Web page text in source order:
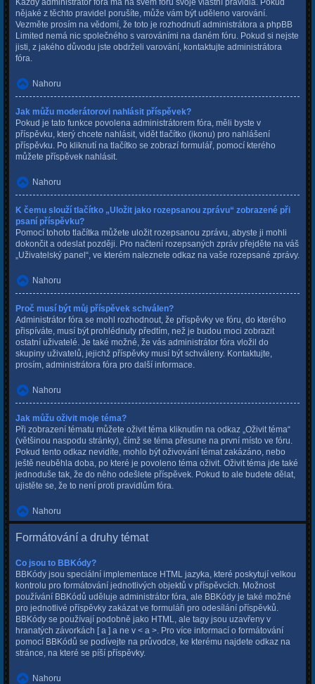
nějaké z těchto pravidel porušíte, může vám být uděleno varování.
Vezměte prosím na vědomí, že toto je rozhodnutí administrátora a phpBB
Limited nemá nic společného s varováními na daném fóru. Pokud si nejste
jisti, z jakého důvodu jste obdrželi varování, kontaktujte administrátora
fóra.
Nahoru
Jak můžu moderátorovi nahlásit příspěvek?
Pokud je tato funkce povolena administrátorem fóra, měli byste v
příspěvku, který chcete nahlásit, vidět tlačítko (ikonu) pro nahlášení
příspěvku. Po kliknutí na tlačítko se zobrazí formulář, pomocí kterého
můžete příspěvek nahlásit.
Nahoru
K čemu slouží tlačítko „Uložit jako rozepsanou zprávu“ zobrazené při
psaní příspěvku?
Pomocí tohoto tlačítka můžete uložit rozepsanou zprávu, abyste ji mohli
dokončit a odeslat později. Pro načtení rozepsaných zpráv přejděte na váš
„Uživatelský panel“, ve kterém naleznete odkaz na vaše rozepsané zprávy.
Nahoru
Proč musí být můj příspěvek schválen?
Administrátor fóra se mohl rozhodnout, že příspěvky ve fóru, do kterého
přispíváte, musí být prohlédnuty předtím, než je budou moci zobrazit
ostatní uživatelé. Je také možné, že vás administrátor fóra vložil do
skupiny uživatelů, jejichž příspěvky musí být schváleny. Kontaktujte,
prosím, administrátora fóra pro další informace.
Nahoru
Jak můžu oživit moje téma?
Při zobrazení tématu můžete oživit téma kliknutím na odkaz „Oživit téma“
(většinou naspodu stránky), čímž se téma přesune na první místo ve fóru.
Pokud tento odkaz nevidíte, mohlo být oživování témat zakázáno, nebo
ještě neuběhla doba, po které je povoleno téma oživit. Oživit téma jde také
jednoduše tak, že do něho odešlete příspěvek. Pokud to ale budete dělat,
ujistěte se, že to není proti pravidlům fóra.
Nahoru
Formátování a druhy témat
Co jsou to BBKódy?
BBKódy jsou speciální implementace HTML jazyka, které poskytují velkou
kontrolu pro formátování jednotlivých objektů v příspěvcích. Možnost
používání BBKódů uděluje administrátor fóra, ale BBKódy je také možné
pro jednotlivé příspěvky zakázat ve formuláři pro odesílání příspěvků.
BBKódy se používají podobně jako HTML, ale tagy jsou uzavřeny v
hranatých závorkách [ a ] a ne v < a >. Pro více informací o formátování
pomocí BBKódů se podívejte na průvodce, ke kterému najdete odkaz na
stránce, na které se píší příspěvky.
Nahoru